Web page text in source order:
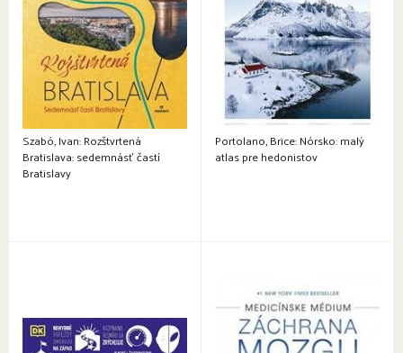
Szabó, Ivan: Rozštvrtená
Bratislava: sedemnásť častí
Bratislavy
Portolano, Brice: Nórsko: malý
atlas pre hedonistov